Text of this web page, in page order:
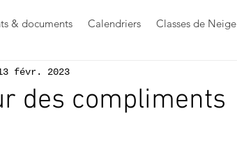
& documents Calendriers Classes de Neige
des compliments
févr. 2023